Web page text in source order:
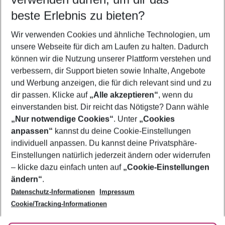
5-8 Nächte
2 Erwachsene Keine Kinder
Mehr Filter anzeigen
Footer
Footer navigation
Über uns
AGB
Bestpreisgarantie
Cookie-Einstellungen ändern
Cookie-Richtlinie
Agenturbetreuung
Barrierefreies Reisen
Folge uns
beste Erlebnis zu bieten?
Wir verwenden Cookies und ähnliche Technologien, um
unsere Webseite für dich am Laufen zu halten. Dadurch
können wir die Nutzung unserer Plattform verstehen und
verbessern, dir Support bieten sowie Inhalte, Angebote
und Werbung anzeigen, die für dich relevant sind und zu
dir passen. Klicke auf „Alle akzeptieren“, wenn du
einverstanden bist. Dir reicht das Nötigste? Dann wähle
„Nur notwendige Cookies“. Unter „Cookies
anpassen“ kannst du deine Cookie-Einstellungen
individuell anpassen. Du kannst deine Privatsphäre-
Einstellungen natürlich jederzeit ändern oder widerrufen
– klicke dazu einfach unten auf „Cookie-Einstellungen
ändern“.
Datenschutz-Informationen
Impressum
Cookie/Tracking-Informationen